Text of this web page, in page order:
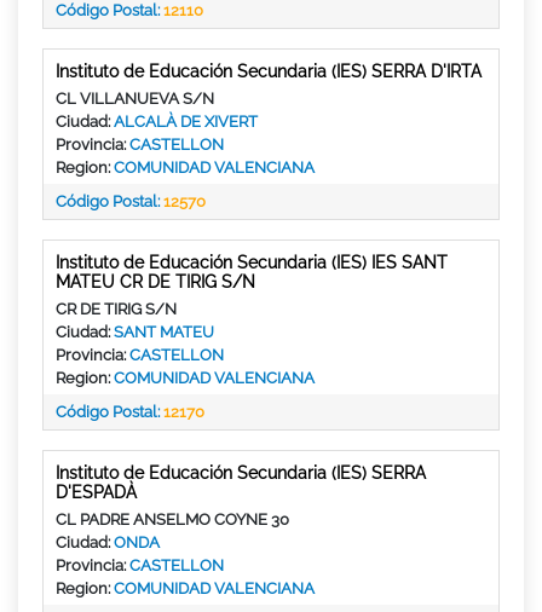
Código Postal:12110
Instituto de Educación Secundaria (IES) SERRA D'IRTA
CL VILLANUEVA S/N
Ciudad:ALCALÀ DE XIVERT
Provincia:CASTELLON
Region:COMUNIDAD VALENCIANA
Código Postal:12570
Instituto de Educación Secundaria (IES) IES SANT
MATEU CR DE TIRIG S/N
CR DE TIRIG S/N
Ciudad:SANT MATEU
Provincia:CASTELLON
Region:COMUNIDAD VALENCIANA
Código Postal:12170
Instituto de Educación Secundaria (IES) SERRA
D'ESPADÀ
CL PADRE ANSELMO COYNE 30
Ciudad:ONDA
Provincia:CASTELLON
Region:COMUNIDAD VALENCIANA